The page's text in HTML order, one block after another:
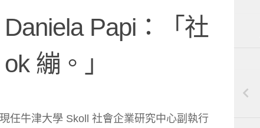
Papi：「社
繃。」
任牛津大學 Skoll 社會企業研究中心副執行